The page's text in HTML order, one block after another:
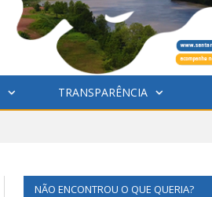
TRANSPARÊNCIA
NÃO ENCONTROU O QUE QUERIA?